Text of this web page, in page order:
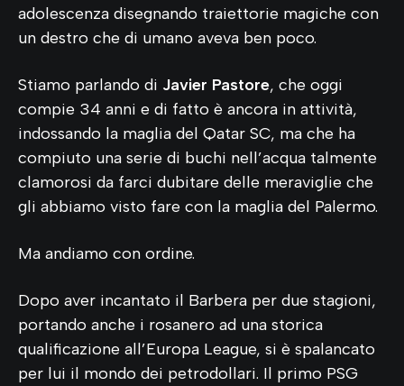
adolescenza disegnando traiettorie magiche con
un destro che di umano aveva ben poco.
Stiamo parlando di Javier Pastore, che oggi
compie 34 anni e di fatto è ancora in attività,
indossando la maglia del Qatar SC, ma che ha
compiuto una serie di buchi nell’acqua talmente
clamorosi da farci dubitare delle meraviglie che
gli abbiamo visto fare con la maglia del Palermo.
Ma andiamo con ordine.
Dopo aver incantato il Barbera per due stagioni,
portando anche i rosanero ad una storica
qualificazione all’Europa League, si è spalancato
per lui il mondo dei petrodollari. Il primo PSG